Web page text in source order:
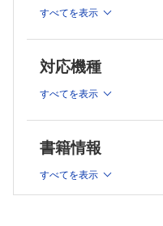
味覚障害 （任 智美）
Behcet病 （吉岡哲志）
口腔アレルギー症候群 （
顎関節症 （明石昌也）
睡眠時無呼吸の治療 （
音声障害 （梅野博仁）
吃音 （森 浩一）
ANCA関連血管炎性中
耳鳴 （神崎 晶）
外リンパ瘻 （池園哲郎
若年発症型両側性感音
遺伝性難聴 （上原奈津
C．人工聴覚器
すべてを表示
対応機種
すべてを表示
書籍情報
すべてを表示